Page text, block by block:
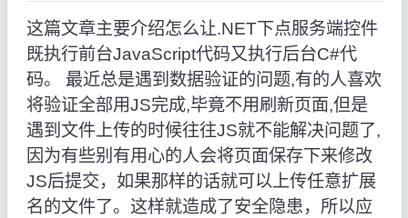
这篇文章主要介绍怎么让.NET下点服务端控件
既执行前台JavaScript代码又执行后台C#代
码。 最近总是遇到数据验证的问题,有的人喜欢
将验证全部用JS完成,毕竟不用刷新页面,但是
遇到文件上传的时候往往JS就不能解决问题了,
因为有些别有用心的人会将页面保存下来修改
JS后提交，如果那样的话就可以上传任意扩展
名的文件了。这样就造成了安全隐患，所以应